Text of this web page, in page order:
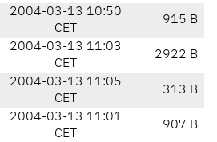
2004-03-13 10:50
CET
915 B
2004-03-13 11:03
CET
2922 B
2004-03-13 11:05
CET
313 B
2004-03-13 11:01
CET
907 B